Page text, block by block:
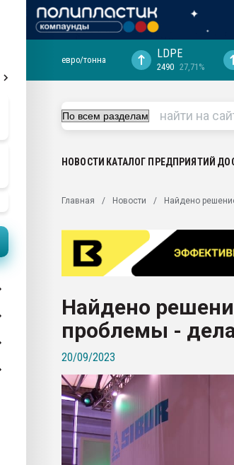
28.07.2026 "Технониколь" довольна
Всё, что касается выдува ПЭТ
Материал поверхности пуансона для
Продам отходы Композиция
поликарбоната и АБС-пластика
Armaloy PC/ABS-1IM черный цвет
Профильная литература. Продажа,
покупка, обмен
евро/тонна LDPE
2490 27,71%
НОВОСТИ КАТАЛОГ ПРЕДПРИЯТИЙ
Главная Новости Найдено
Найдено
проблемы -
20/09/2023